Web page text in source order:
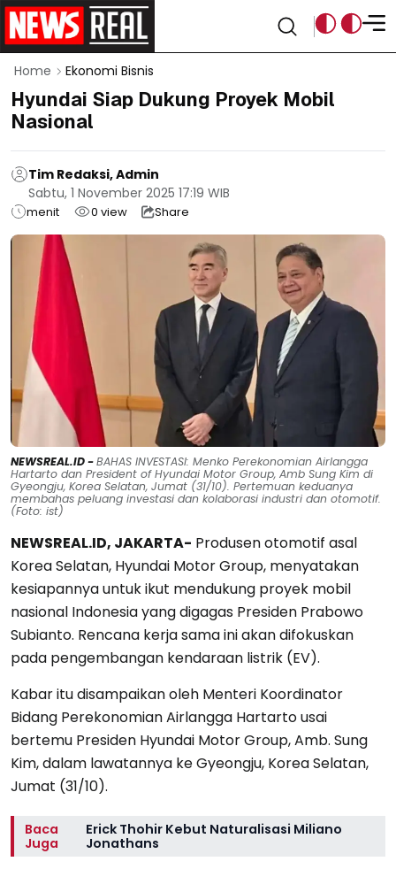
Home Ekonomi Bisnis
Hyundai Siap Dukung Proyek Mobil
Nasional
Tim Redaksi, Admin
Sabtu, 1 November 2025 17:19 WIB
menit 0 view Share
NEWSREAL.ID -BAHAS INVESTASI: Menko Perekonomian Airlangga
Hartarto dan President of Hyundai Motor Group, Amb Sung Kim di
Gyeongju, Korea Selatan, Jumat (31/10). Pertemuan keduanya
membahas peluang investasi dan kolaborasi industri dan otomotif.
(Foto: ist)
NEWSREAL.ID, JAKARTA- Produsen otomotif asal
Korea Selatan, Hyundai Motor Group, menyatakan
kesiapannya untuk ikut mendukung proyek mobil
nasional Indonesia yang digagas Presiden Prabowo
Subianto. Rencana kerja sama ini akan difokuskan
pada pengembangan kendaraan listrik (EV).
Kabar itu disampaikan oleh Menteri Koordinator
Bidang Perekonomian Airlangga Hartarto usai
bertemu Presiden Hyundai Motor Group, Amb. Sung
Kim, dalam lawatannya ke Gyeongju, Korea Selatan,
Jumat (31/10).
Baca
Juga
Erick Thohir Kebut Naturalisasi Miliano
Jonathans